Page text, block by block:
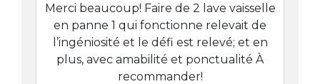
Merci beaucoup! Faire de 2 lave vaisselle
en panne 1 qui fonctionne relevait de
l’ingéniosité et le défi est relevé; et en
plus, avec amabilité et ponctualité À
recommander!